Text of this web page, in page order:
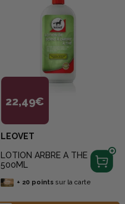
22,49€
LEOVET
LOTION ARBRE A THE
500ML
+ 20pointssur la carte